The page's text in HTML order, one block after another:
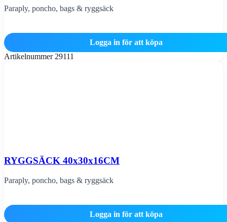
Paraply, poncho, bags & ryggsäck
Logga in för att köpa
Artikelnummer 29111
RYGGSÄCK 40x30x16CM
Paraply, poncho, bags & ryggsäck
Logga in för att köpa